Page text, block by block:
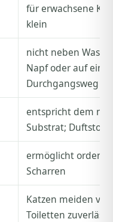
für erwachsene
klein
nicht neben
Napf oder auf
Durchgangsweg
entspricht dem
Substrat;
ermöglicht
Scharren
Katzen meiden
Toiletten